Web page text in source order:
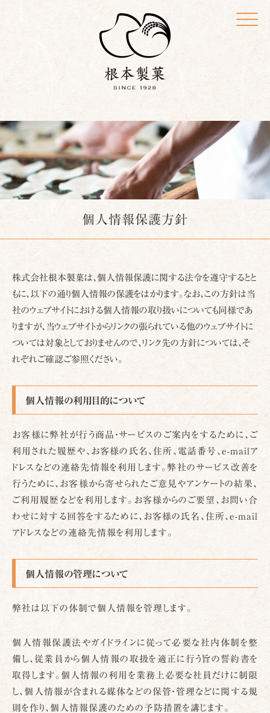
Click
個人情報保護方針
株式会社根本製菓は、個人情報保護に関する法令を遵守するとと
もに、以下の通り個人情報の保護をはかります。なお、この方針は当
社のウェブサイトにおける個人情報の取り扱いについても同様であ
りますが、当ウェブサイトからリンクの張られている他のウェブサイトに
ついては対象としておりませんので、リンク先の方針については、そ
れぞれご確認ご参照ください。
個人情報の利用目的について
お客様に弊社が行う商品・サービスのご案内をするために、ご
利用された履歴や、お客様の氏名、住所、電話番号、e-mailア
ドレスなどの連絡先情報を利用します。弊社のサービス改善を
行うために、お客様から寄せられたご意見やアンケートの結果、
ご利用履歴などを利用します。お客様からのご要望、お問い合
わせに対する回答をするために、お客様の氏名、住所、e-mail
アドレスなどの連絡先情報を利用します。
個人情報の管理について
弊社は以下の体制で個人情報を管理します。
個人情報保護法やガイドラインに従って必要な社内体制を整
備し、従業員から個人情報の取扱を適正に行う旨の誓約書を
取得します。個人情報の利用を業務上必要な社員だけに制限
し、個人情報が含まれる媒体などの保管・管理などに関する規
則を作り、個人情報保護のための予防措置を講じます。